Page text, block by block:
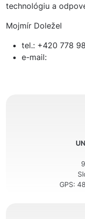
technológiu a
Mojmír Doležel
tel.: +420 778
e-mail:
GPS: